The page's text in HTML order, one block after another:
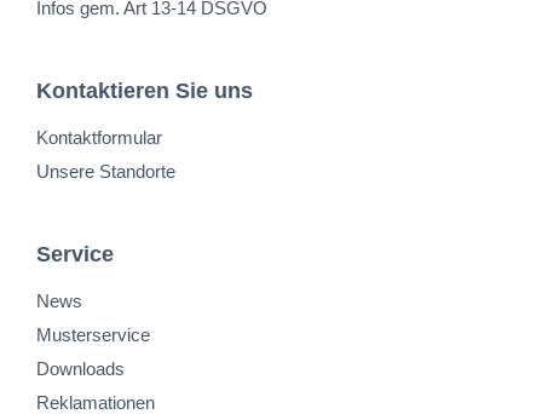
Infos gem. Art 13-14 DSGVO
Kontaktieren Sie uns
Kontaktformular
Unsere Standorte
Service
News
Musterservice
Downloads
Reklamationen